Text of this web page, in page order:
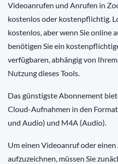
Videoanrufen und Anrufen in
kostenlos oder kostenpflichtig.
kostenlos, aber wenn Sie online
benötigen Sie ein
verfügbaren, abhängig von
Nutzung dieses Tools.
Das günstigste Abonnement
Cloud-Aufnahmen in den
und Audio) und M4A (Audio).
Um einen Videoanruf oder
aufzuzeichnen, müssen Sie